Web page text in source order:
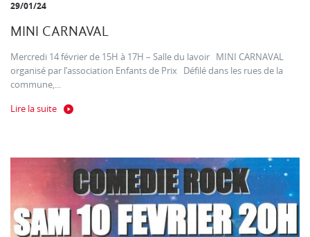
29/01/24
MINI CARNAVAL
Mercredi 14 février de 15H à 17H – Salle du lavoir MINI CARNAVAL
organisé par l’association Enfants de Prix Défilé dans les rues de la
commune,...
Lire la suite